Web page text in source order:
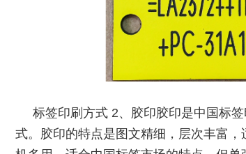
标签印刷方式 2、胶印胶印是中国标
式。胶印的特点是图文精细，层次丰富